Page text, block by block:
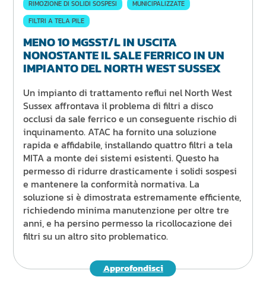
RIMOZIONE DI SOLIDI SOSPESI
MUNICIPALIZZATE
FILTRI A TELA PILE
MENO 10 MGSST/L IN USCITA
NONOSTANTE IL SALE FERRICO IN UN
IMPIANTO DEL NORTH WEST SUSSEX
Un impianto di trattamento reflui nel North West
Sussex affrontava il problema di filtri a disco
occlusi da sale ferrico e un conseguente rischio di
inquinamento. ATAC ha fornito una soluzione
rapida e affidabile, installando quattro filtri a tela
MITA a monte dei sistemi esistenti. Questo ha
permesso di ridurre drasticamente i solidi sospesi
e mantenere la conformità normativa. La
soluzione si è dimostrata estremamente efficiente,
richiedendo minima manutenzione per oltre tre
anni, e ha persino permesso la ricollocazione dei
filtri su un altro sito problematico.
Approfondisci